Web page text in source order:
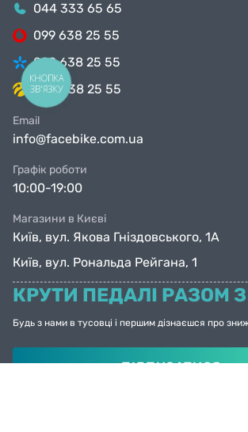
044 333 65 65
099 638 25 55
098 638 25 55
063 638 25 55
Email
info@facebike.com.ua
Графік роботи
10:00-19:00
Магазини в Києві
Київ, вул. Якова Гніздовського, 1А
Київ, вул. Рональда Рейгана, 1
КРУТИ ПЕДАЛІ РАЗОМ
Будь з нами в тусовці і першим дізнаєшся про
ПІДПИСАТИСЯ
КНОПКА
ЗВ'ЯЗКУ